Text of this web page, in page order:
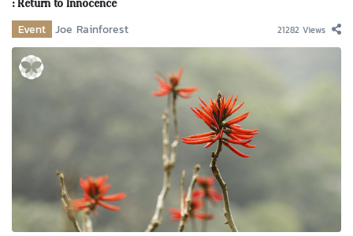
: Return to Innocence
Event Joe Rainforest 21282 Views